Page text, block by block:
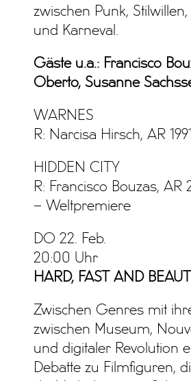
zwischen Punk,
und Karneval.
Gäste u.a.: Francisco
Oberto, Susanne
WARNES
R: Narcisa Hirsch, AR
HIDDEN CITY
R: Francisco Bouzas, AR
– Weltpremiere
DO 22. Feb.
20:00 Uhr
HARD, FAST AND
Zwischen Genres mit
zwischen Museum,
und digitaler Revolution
Debatte zu Filmfiguren,